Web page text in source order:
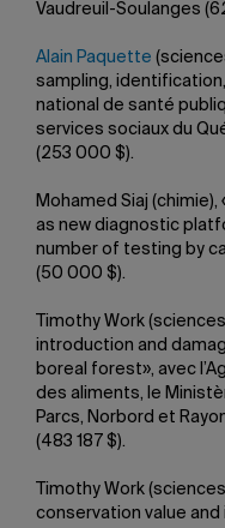
Vaudreuil-Soulanges
Alain Paquette
sampling,
national de santé
services sociaux du
(253 000 $).
Mohamed Siaj
as new diagnostic
number of testing by
(50 000 $).
Timothy Work
introduction and
boreal forest», avec
des aliments, le
Parcs, Norbord et
(483 187 $).
Timothy Work
conservation value